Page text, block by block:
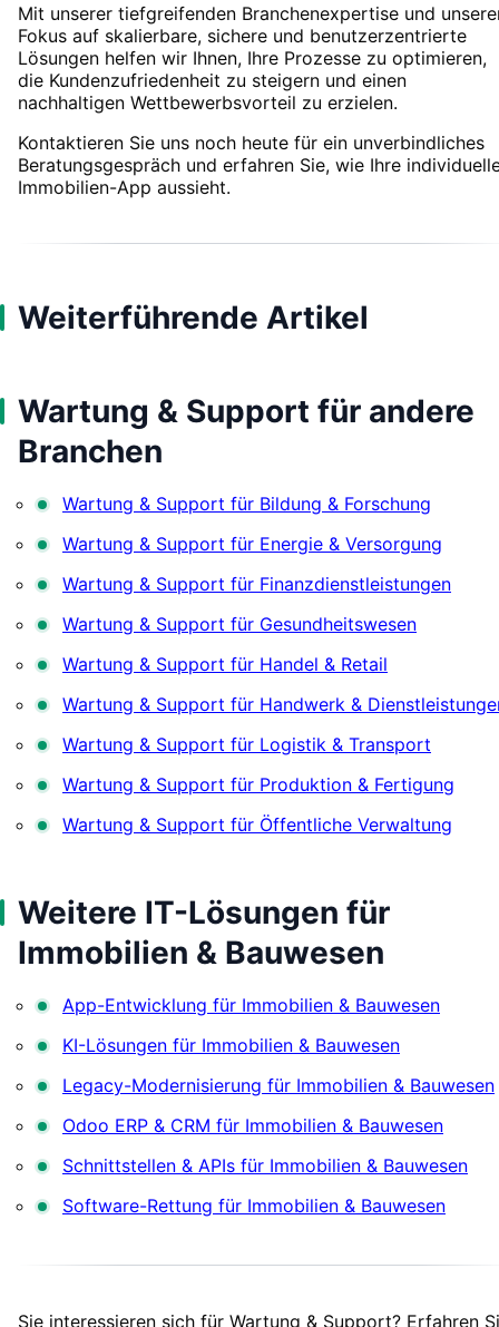
Mit unserer tiefgreifenden Branchenexpertise und
Fokus auf skalierbare, sichere und benutzerzentrierte
Lösungen helfen wir Ihnen, Ihre Prozesse zu optimieren,
die Kundenzufriedenheit zu steigern und einen
nachhaltigen Wettbewerbsvorteil zu erzielen.
Kontaktieren Sie uns noch heute für ein unverbindliches
Beratungsgespräch und erfahren Sie, wie Ihre
Immobilien-App aussieht.
Weiterführende Artikel
Wartung & Support für andere
Branchen
Wartung & Support für Bildung & Forschung
Wartung & Support für Energie & Versorgung
Wartung & Support für Finanzdienstleistungen
Wartung & Support für Gesundheitswesen
Wartung & Support für Handel & Retail
Wartung & Support für Handwerk &
Wartung & Support für Logistik & Transport
Wartung & Support für Produktion & Fertigung
Wartung & Support für Öffentliche Verwaltung
Weitere IT-Lösungen für
Immobilien & Bauwesen
App-Entwicklung für Immobilien & Bauwesen
KI-Lösungen für Immobilien & Bauwesen
Legacy-Modernisierung für Immobilien & Bauwesen
Odoo ERP & CRM für Immobilien & Bauwesen
Schnittstellen & APIs für Immobilien & Bauwesen
Software-Rettung für Immobilien & Bauwesen
Sie interessieren sich für Wartung & Support? Erfahren